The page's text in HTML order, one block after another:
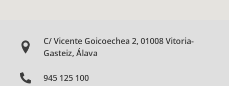
C/ Vicente Goicoechea 2, 01008 Vitoria-
Gasteiz, Álava
945 125 100